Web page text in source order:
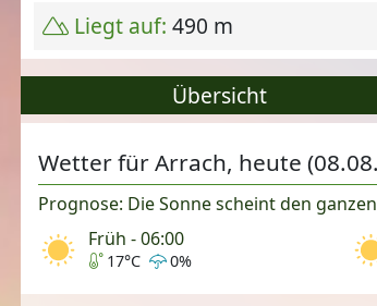
Liegt auf: 490 m
Übersicht
Wetter für Arrach, heute
Prognose: Die Sonne scheint den
Früh - 06:00
17°C 0%